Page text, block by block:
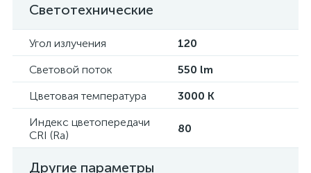
Светотехнические
Угол излучения
120
Световой поток
550 lm
Цветовая температура
3000 K
Индекс цветопередачи
CRI (Ra)
80
Другие параметры